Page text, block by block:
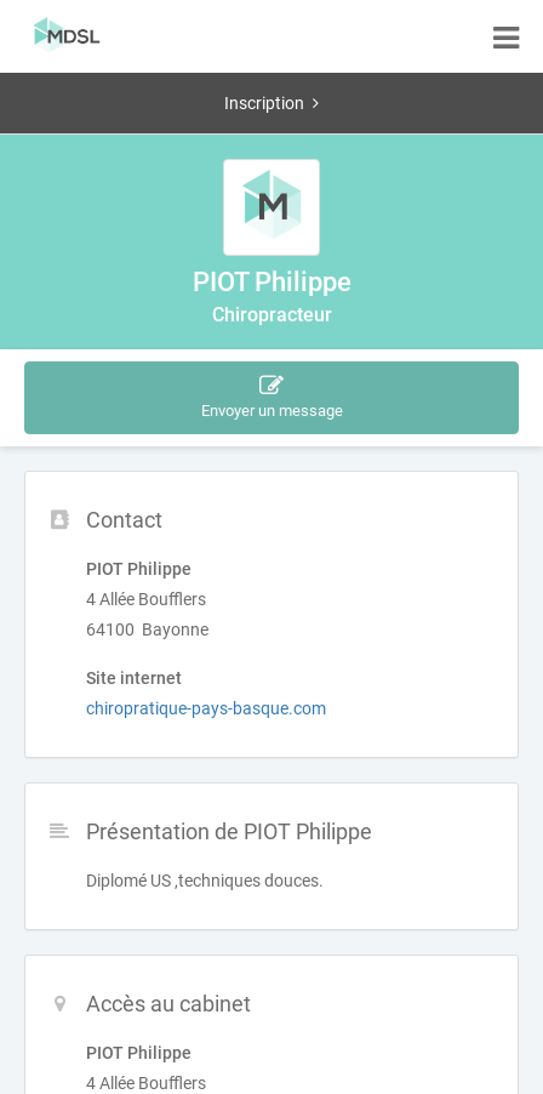
Inscription
PIOT Philippe
Chiropracteur
Envoyer un message
Contact
PIOT Philippe
4 Allée Boufflers
64100 Bayonne
Site internet
chiropratique-pays-basque.com
Présentation de PIOT Philippe
Diplomé US ,techniques douces.
Accès au cabinet
PIOT Philippe
4 Allée Boufflers